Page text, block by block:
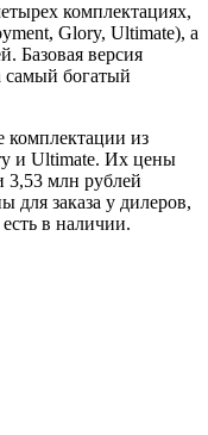
комплектациях,
Glory, Ultimate), а
Базовая версия
самый богатый
комплектации из
и Ultimate. Их цены
3,53 млн рублей
заказа у дилеров,
в наличии.